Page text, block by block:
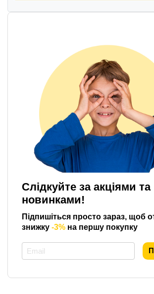
Слідкуйте за акціями та
новинками!
Підпишіться просто зараз, щоб
знижку -3% на першу покупку